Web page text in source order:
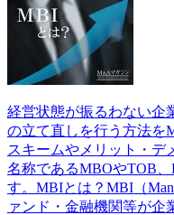
経営状態が振るわない企
の立て直しを行う方法を
スキームやメリット・デ
名称であるMBOやTOB
す。MBIとは？MBI（
ァンド・金融機関等が企